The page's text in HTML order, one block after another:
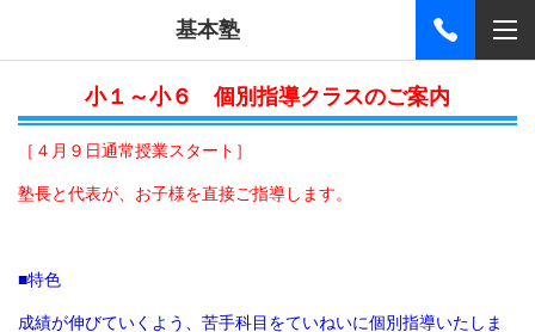
基本塾
小１～小６ 個別指導クラスのご案内
［４月９日通常授業スタート］
塾長と代表が、お子様を直接ご指導します。
■特色
成績が伸びていくよう、苦手科目をていねいに個別指導いたしま